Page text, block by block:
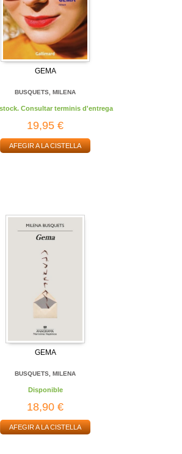
GEMA
BUSQUETS, MILENA
Consultar terminis d'entrega
19,95 €
AFEGIR A LA CISTELLA
GEMA
BUSQUETS, MILENA
Disponible
18,90 €
AFEGIR A LA CISTELLA